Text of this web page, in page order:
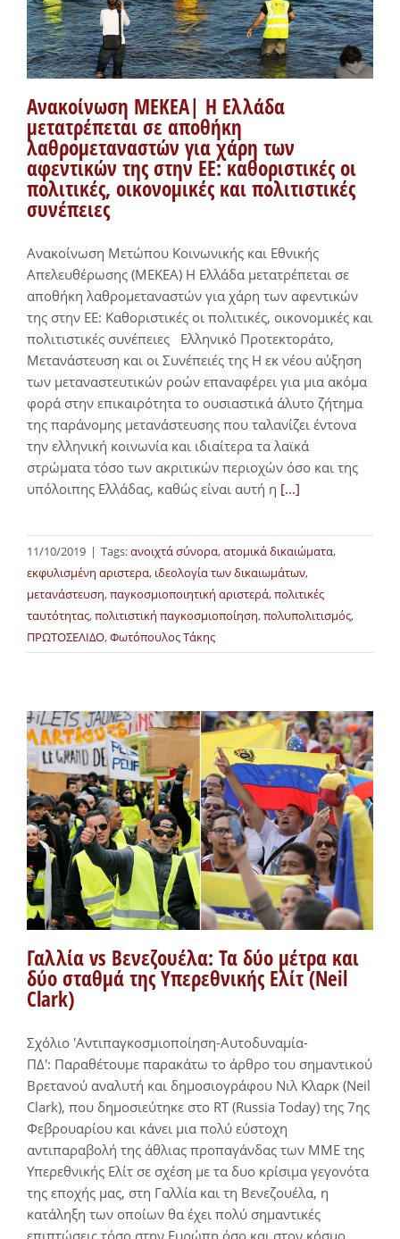
Ανακοίνωση ΜΕΚΕΑ| Η Ελλάδα
μετατρέπεται σε αποθήκη
λαθρομεταναστών για χάρη των
αφεντικών της στην ΕΕ: καθοριστικές οι
πολιτικές, οικονομικές και πολιτιστικές
συνέπειες
Ανακοίνωση Μετώπου Κοινωνικής και Εθνικής
Απελευθέρωσης (ΜΕΚΕΑ) Η Ελλάδα μετατρέπεται σε
αποθήκη λαθρομεταναστών για χάρη των αφεντικών
της στην ΕΕ: Καθοριστικές οι πολιτικές, οικονομικές και
πολιτιστικές συνέπειες Ελληνικό Προτεκτοράτο,
Μετανάστευση και οι Συνέπειές της Η εκ νέου αύξηση
των μεταναστευτικών ροών επαναφέρει για μια ακόμα
φορά στην επικαιρότητα το ουσιαστικά άλυτο ζήτημα
της παράνομης μετανάστευσης που ταλανίζει έντονα
την ελληνική κοινωνία και ιδιαίτερα τα λαϊκά
στρώματα τόσο των ακριτικών περιοχών όσο και της
υπόλοιπης Ελλάδας, καθώς είναι αυτή η [...]
11/10/2019 | Tags:ανοιχτά σύνορα,ατομικά δικαιώματα,
εκφυλισμένη αριστερα, ιδεολογία των δικαιωμάτων,
μετανάστευση,παγκοσμιοποιητική αριστερά,πολιτικές
ταυτότητας,πολιτιστική παγκοσμιοποίηση,πολυπολιτισμός,
ΠΡΩΤΟΣΕΛΙΔΟ,Φωτόπουλος Τάκης
Γαλλία vs Βενεζουέλα: Τα δύο μέτρα και
δύο σταθμά της Υπερεθνικής Ελίτ (Neil
Clark)
Σχόλιο 'Αντιπαγκοσμιοποίηση-Αυτοδυναμία-
ΠΔ': Παραθέτουμε παρακάτω το άρθρο του σημαντικού
Βρετανού αναλυτή και δημοσιογράφου Νιλ Κλαρκ (Neil
Clark), που δημοσιεύτηκε στο RT (Russia Today) της 7ης
Φεβρουαρίου και κάνει μια πολύ εύστοχη
αντιπαραβολή της άθλιας προπαγάνδας των ΜΜΕ της
Υπερεθνικής Ελίτ σε σχέση με τα δυο κρίσιμα γεγονότα
της εποχής μας, στη Γαλλία και τη Βενεζουέλα, η
κατάληξη των οποίων θα έχει πολύ σημαντικές
επιπτώσεις τόσο στην Ευρώπη όσο και στον κόσμο